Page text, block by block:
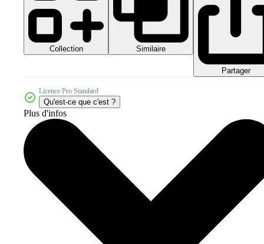
Collection Similaire
Partager
Licence Pro Standard
Qu'est-ce que c'est ?
Plus d'infos